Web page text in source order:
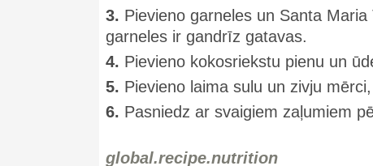
3. Pievieno garneles un Santa
garneles ir gandrīz gatavas.
4. Pievieno kokosriekstu pienu un
5. Pievieno laima sulu un zivju
6. Pasniedz ar svaigiem zaļumiem
global.recipe.nutrition